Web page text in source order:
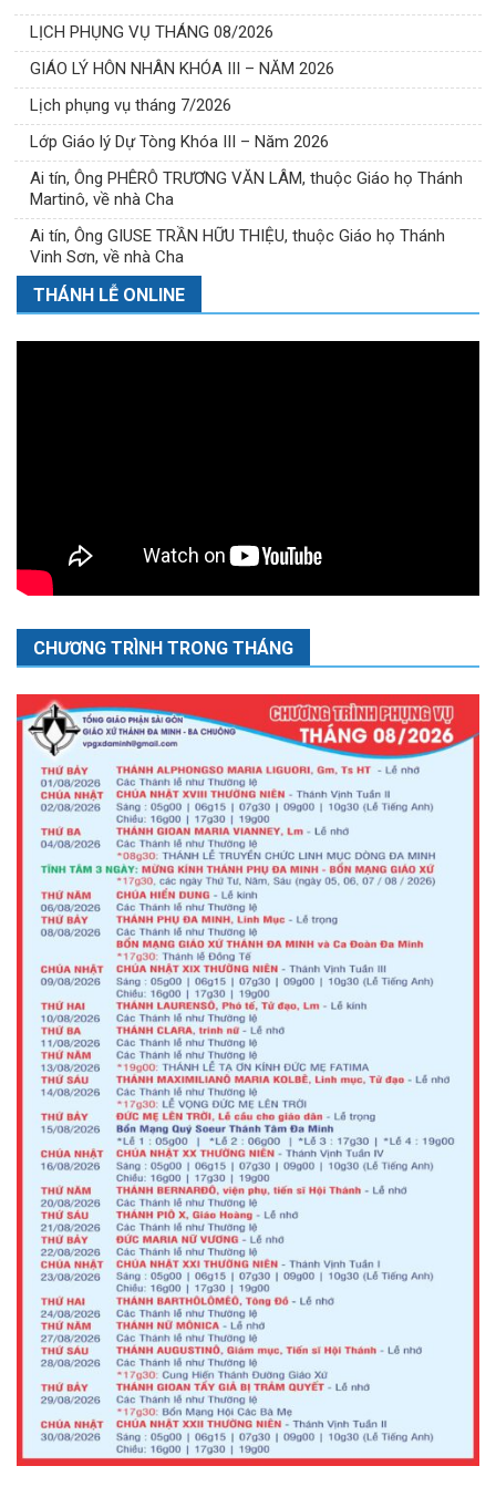
LỊCH PHỤNG VỤ THÁNG 08/2026
GIÁO LÝ HÔN NHÂN KHÓA III – NĂM 2026
Lịch phụng vụ tháng 7/2026
Lớp Giáo lý Dự Tòng Khóa III – Năm 2026
Ai tín, Ông PHÊRÔ TRƯƠNG VĂN LÂM, thuộc Giáo họ Thánh
Martinô, về nhà Cha
Ai tín, Ông GIUSE TRẦN HỮU THIỆU, thuộc Giáo họ Thánh
Vinh Sơn, về nhà Cha
THÁNH LỄ ONLINE
CHƯƠNG TRÌNH TRONG THÁNG